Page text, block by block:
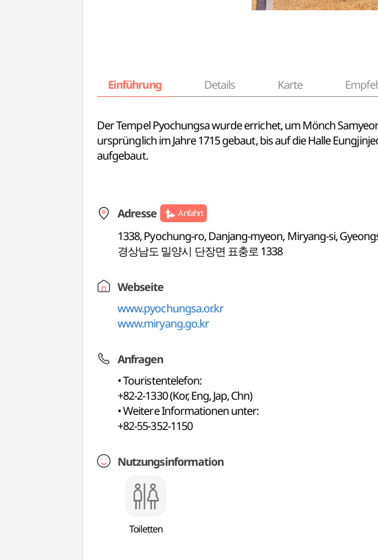
Einführung Details Karte
Der Tempel Pyochungsa wurde errichet, um Mönch
ursprünglich im Jahre 1715 gebaut, bis auf die Halle
aufgebaut.
Adresse Anfahrt
1338, Pyochung-ro, Danjang-myeon, Miryang-si,
경상남도 밀양시 단장면 표충로 1338
Webseite
www.pyochungsa.or.kr
www.miryang.go.kr
Anfragen
• Touristentelefon:
+82-2-1330 (Kor, Eng, Jap, Chn)
• Weitere Informationen unter:
+82-55-352-1150
Nutzungsinformation
Toiletten